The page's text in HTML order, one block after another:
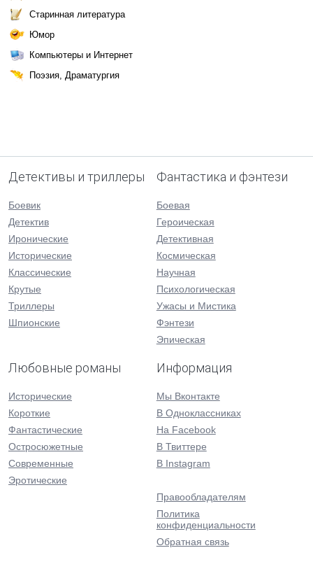
Старинная литература
Юмор
Компьютеры и Интернет
Поэзия, Драматургия
Детективы и триллеры
Боевик
Детектив
Иронические
Исторические
Классические
Крутые
Триллеры
Шпионские
Фантастика и фэнтези
Боевая
Героическая
Детективная
Космическая
Научная
Психологическая
Ужасы и Мистика
Фэнтези
Эпическая
Любовные романы
Исторические
Короткие
Фантастические
Остросюжетные
Современные
Эротические
Информация
Мы Вконтакте
В Одноклассниках
На Facebook
В Твиттере
В Instagram
Правообладателям
Политика
конфиденциальности
Обратная связь